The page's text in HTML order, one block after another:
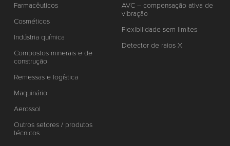
Farmacêuticos
Cosméticos
Indústria química
Compostos minerais e de
construção
Remessas e logística
Maquinário
Aerossol
Outros setores / produtos
técnicos
AVC – compensação ativa de
vibração
Flexibilidade sem limites
Detector de raios X